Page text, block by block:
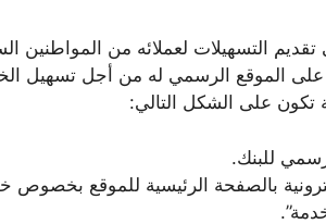
التسهيلات لعملائه من المواطنين
على الموقع الرسمي له من أجل تسهيل
تكون على الشكل التالي:
للبنك.
بالصفحة الرئيسية للموقع